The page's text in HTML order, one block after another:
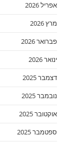
אפריל 2026
מרץ 2026
פברואר 2026
ינואר 2026
דצמבר 2025
נובמבר 2025
אוקטובר 2025
ספטמבר 2025